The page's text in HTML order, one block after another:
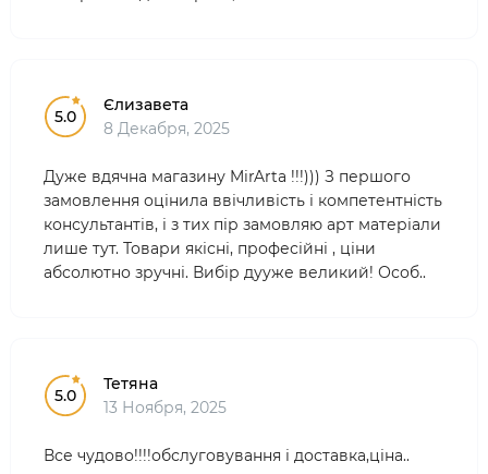
5.0
Єлизавета
8 Декабря, 2025
Дуже вдячна магазину MirArta !!!))) З першого
замовлення оцінила ввічливість і компетентність
консультантів, і з тих пір замовляю арт матеріали
лише тут. Товари якісні, професійні , ціни
абсолютно зручні. Вибір дууже великий! Особ..
5.0
Тетяна
13 Ноября, 2025
Все чудово!!!!обслуговування і доставка,ціна..